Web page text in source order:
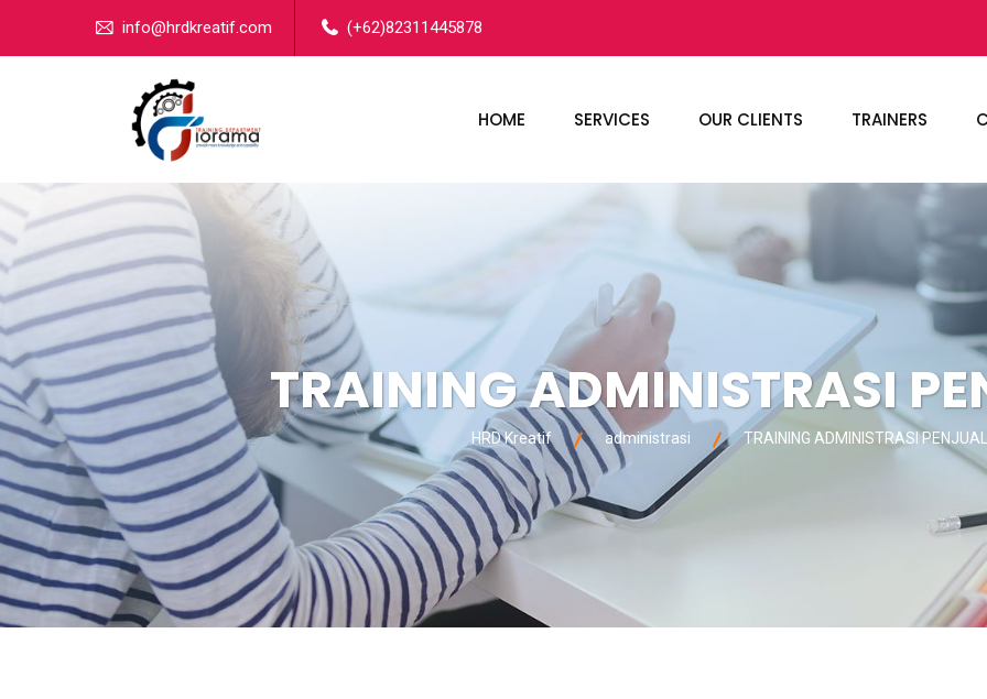
info@hrdkreatif.com (+62)82311445878
HOME SERVICES OUR CLIENTS TRAINERS
TRAINING ADMINISTRASI
HRD Kreatif administrasi TRAINING ADMINISTRASI